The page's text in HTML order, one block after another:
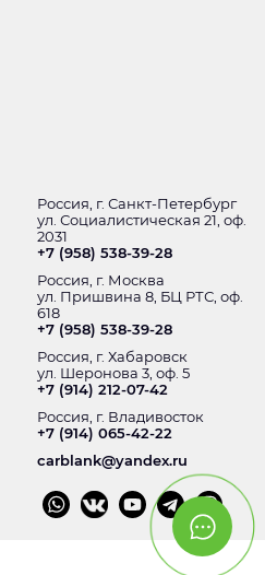
Россия, г. Санкт-Петербург
ул. Социалистическая 21, оф.
2031
+7 (958) 538-39-28
Россия, г. Москва
ул. Пришвина 8, БЦ РТС, оф.
618
+7 (958) 538-39-28
Россия, г. Хабаровск
ул. Шеронова 3, оф. 5
+7 (914) 212-07-42
Россия, г. Владивосток
+7 (914) 065-42-22
carblank@yandex.ru